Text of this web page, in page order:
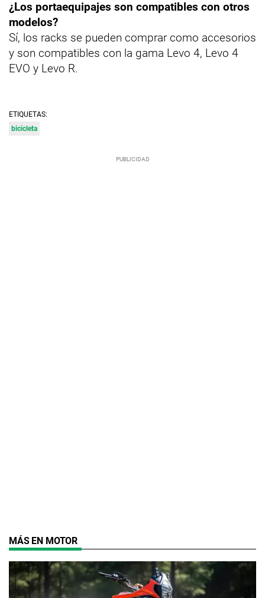
¿Los portaequipajes son compatibles con otros
modelos?
Sí, los racks se pueden comprar como accesorios
y son compatibles con la gama Levo 4, Levo 4
EVO y Levo R.
ETIQUETAS:
bicicleta
MÁS EN MOTOR